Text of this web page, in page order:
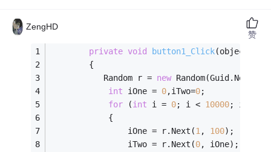
ZengHD
private void button1_Click(object
        {
           Random r =
new
int iOne = 0,iTwo=0;
for (int i = 0; i < 10000; i++)
            {
                iOne = r.Next(
1, 100
                iTwo = r.Next(
0, iOne);
赞